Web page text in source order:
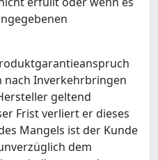
nach Inverkehrbringen
geltend
Frist verliert er dieses
Mangels ist der Kunde
dem